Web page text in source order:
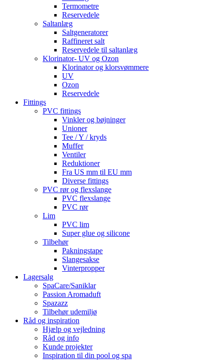
Termometre
Reservedele
Saltanlæg
Saltgeneratorer
Raffineret salt
Reservedele til saltanlæg
Klorinator- UV og Ozon
Klorinator og klorsvømmere
UV
Ozon
Reservedele
Fittings
PVC fittings
Vinkler og bøjninger
Unioner
Tee / Y / kryds
Muffer
Ventiler
Reduktioner
Fra US mm til EU mm
Diverse fittings
PVC rør og flexslange
PVC flexslange
PVC rør
Lim
PVC lim
Super glue og silicone
Tilbehør
Pakningstape
Slangesakse
Vinterpropper
Lagersalg
SpaCare/Saniklar
Passion Aromaduft
Spazazz
Tilbehør udemiljø
Råd og inspiration
Hjælp og vejledning
Råd og info
Kunde projekter
Inspiration til din pool og spa